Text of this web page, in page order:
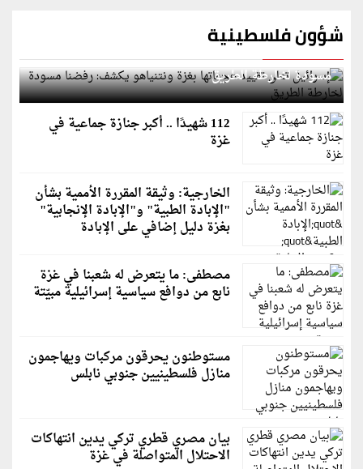
شؤون فلسطينية
إسرائيل تعلن تقييد هجماتها بغزة ونتنياهو يكشف: رفضنا
مسودة لخارطة الطريق
112 شهيدًا .. أكبر جنازة جماعية في
غزة
الخارجية: وثيقة المقررة الأممية بشأن
"الإبادة الطبية" و"الإبادة الإنجابية"
بغزة دليل إضافي على الإبادة
مصطفى: ما يتعرض له شعبنا في غزة
نابع من دوافع سياسية إسرائيلية مبيّتة
مستوطنون يحرقون مركبات ويهاجمون
منازل فلسطينيين جنوبي نابلس
بيان مصري قطري تركي يدين انتهاكات
الاحتلال المتواصلة في غزة